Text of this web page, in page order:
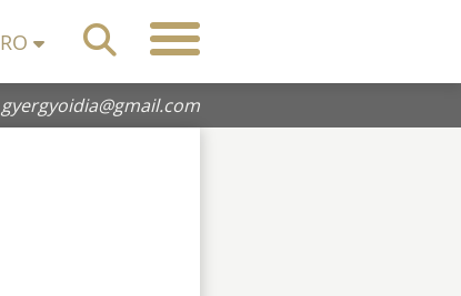
RO
gyergyoidia@gmail.com